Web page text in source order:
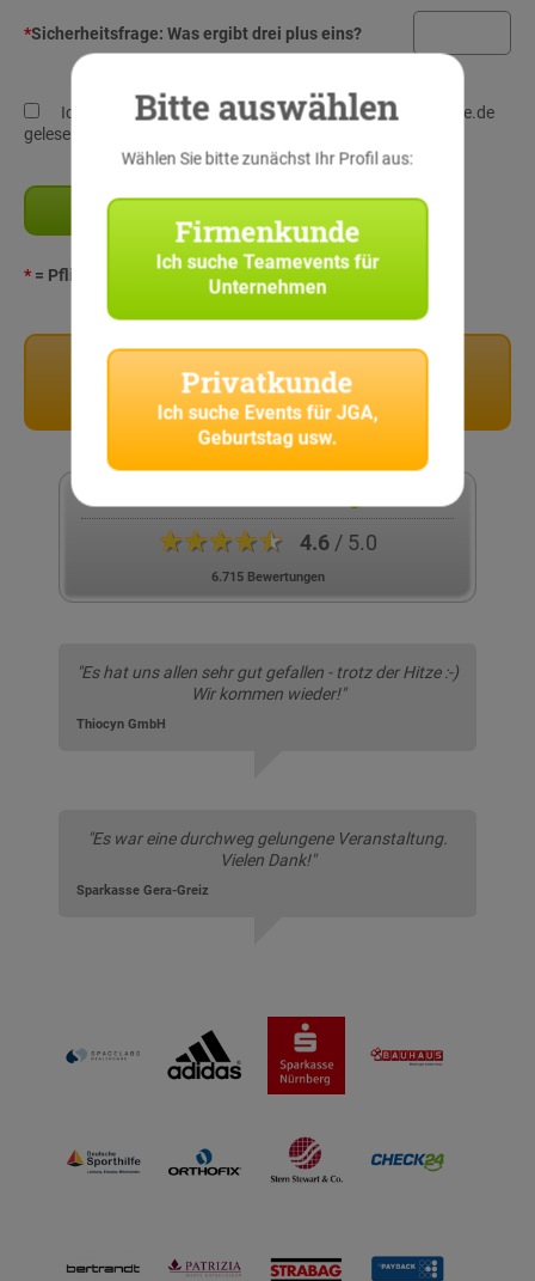
*Sicherheitsfrage: Was ergibt drei plus eins?
Ich habe die Datenschutz-Richtlinienvon StadtRallye.de
gelesen und verstanden!
* = Pflichtangaben
Privatkunden
Stadtrallyes für Privatkunden
★★★★★ 4.6/ 5.0
6.715 Bewertungen
"Es hat uns allen sehr gut gefallen - trotz der Hitze :-)
Wir kommen wieder!"
Thiocyn GmbH
"Es war eine durchweg gelungene Veranstaltung.
Vielen Dank!"
Sparkasse Gera-Greiz
Bitte auswählen
Wählen Sie bitte zunächst Ihr Profil aus:
Firmenkunde
Ich sucheTeamevents für
Unternehmen
Privatkunde
Ich suche Events für JGA,
Geburtstag usw.